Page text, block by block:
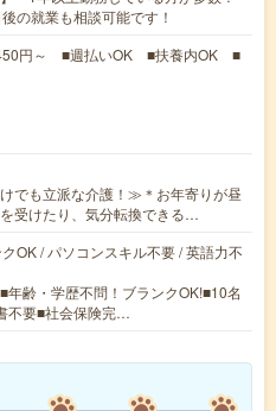
の就業も相談可能です！
円～ ■週払いOK ■扶養内OK ■
でも立派な介護！≫＊お年寄りが昼
受けたり、気分転換できる…
OK / パソコンスキル不要 / 英語力不
年齢・学歴不問！ブランクOK!■10名
不要■社会保険完…